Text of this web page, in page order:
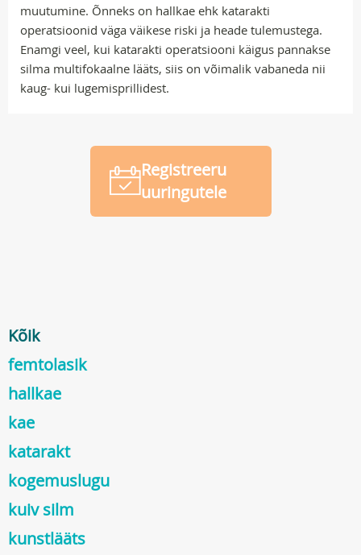
muutumine. Õnneks on hallkae ehk katarakti
operatsioonid väga väikese riski ja heade tulemustega.
Enamgi veel, kui katarakti operatsiooni käigus pannakse
silma multifokaalne lääts, siis on võimalik vabaneda nii
kaug- kui lugemisprillidest.
Registreeru
uuringutele
Kõik
femtolasik
hallkae
kae
katarakt
kogemuslugu
kuiv silm
kunstlääts